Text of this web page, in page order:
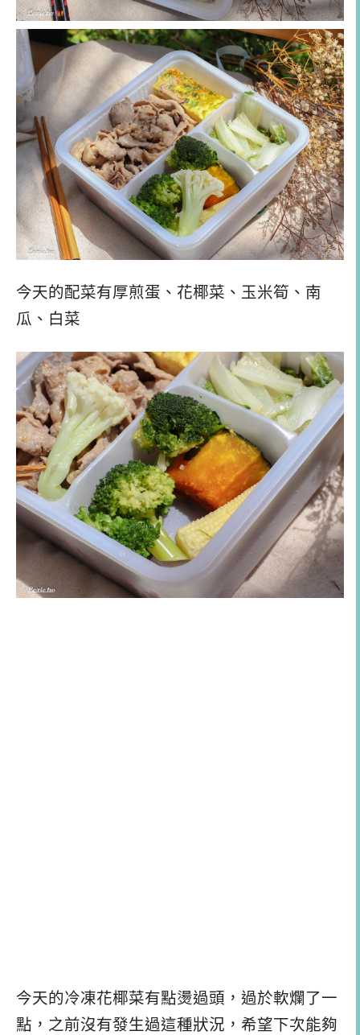
今天的配菜有厚煎蛋、花椰菜、玉米筍、南
瓜、白菜
今天的冷凍花椰菜有點燙過頭，過於軟爛了一
點，之前沒有發生過這種狀況，希望下次能夠